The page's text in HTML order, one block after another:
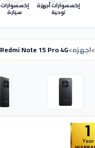
إكسسوارات أجهزة
لوحية
إكسسوارات
سيارة
>اجهزه>
Redmi Note 15 Pro 4G